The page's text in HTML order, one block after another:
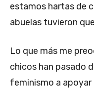
estamos hartas de
abuelas tuvieron
Lo que más me
chicos han pasado
feminismo a